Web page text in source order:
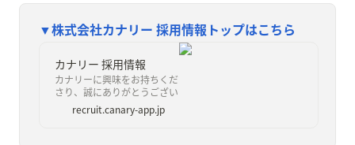
▼株式会社カナリー 採用情報トップはこちら
カナリー 採用情報
カナリーに興味をお持ちくだ
さり、誠にありがとうござい
recruit.canary-app.jp